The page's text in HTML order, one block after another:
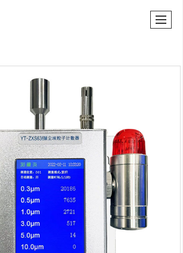
很遗憾，因您的浏览器版本过低导致无法获得最佳浏览体验，推荐下载安装谷歌浏览器！